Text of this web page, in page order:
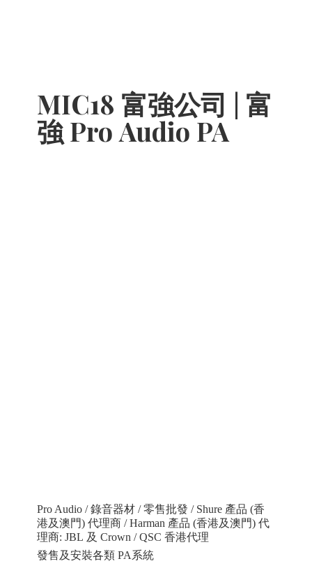
MIC18 富強公司 | 富
強 Pro Audio PA
Pro Audio / 錄音器材 / 零售批發 / Shure 產品 (香
港及澳門) 代理商 / Harman 產品 (香港及澳門) 代
理商: JBL 及 Crown / QSC 香港代理
發售及安裝各類 PA系統